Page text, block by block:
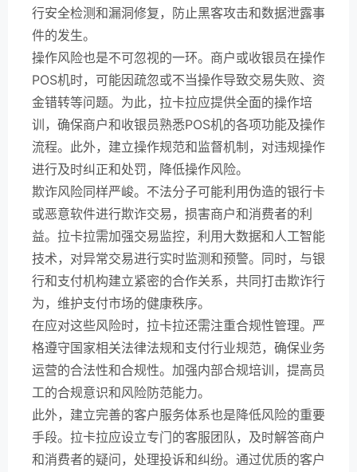
行安全检测和漏洞修复，防止黑客攻击和数据泄露事
件的发生。
操作风险也是不可忽视的一环。商户或收银员在操作
POS机时，可能因疏忽或不当操作导致交易失败、资
金错转等问题。为此，拉卡拉应提供全面的操作培
训，确保商户和收银员熟悉POS机的各项功能及操作
流程。此外，建立操作规范和监督机制，对违规操作
进行及时纠正和处罚，降低操作风险。
欺诈风险同样严峻。不法分子可能利用伪造的银行卡
或恶意软件进行欺诈交易，损害商户和消费者的利
益。拉卡拉需加强交易监控，利用大数据和人工智能
技术，对异常交易进行实时监测和预警。同时，与银
行和支付机构建立紧密的合作关系，共同打击欺诈行
为，维护支付市场的健康秩序。
在应对这些风险时，拉卡拉还需注重合规性管理。严
格遵守国家相关法律法规和支付行业规范，确保业务
运营的合法性和合规性。加强内部合规培训，提高员
工的合规意识和风险防范能力。
此外，建立完善的客户服务体系也是降低风险的重要
手段。拉卡拉应设立专门的客服团队，及时解答商户
和消费者的疑问，处理投诉和纠纷。通过优质的客户